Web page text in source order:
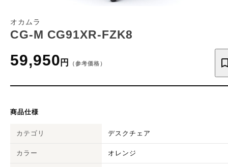
オカムラ
CG-M CG91XR-FZK8
59,950 円 （参考価格）
商品仕様
カテゴリ デスクチェア
カラー オレンジ